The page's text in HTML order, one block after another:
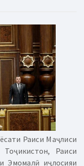
Раиси Маҷлиси
Раиси
Эмомалӣ иҷлосияи